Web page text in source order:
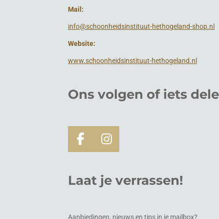
Mail:
info@schoonheidsinstituut-hethogeland-shop.nl
Website:
www.schoonheidsinstituut-hethogeland.nl
Ons volgen of iets
F
a
e
o
I
n
t
r
Laat je verrassen!
Aanbiedingen, nieuws en tips in je mailbox?